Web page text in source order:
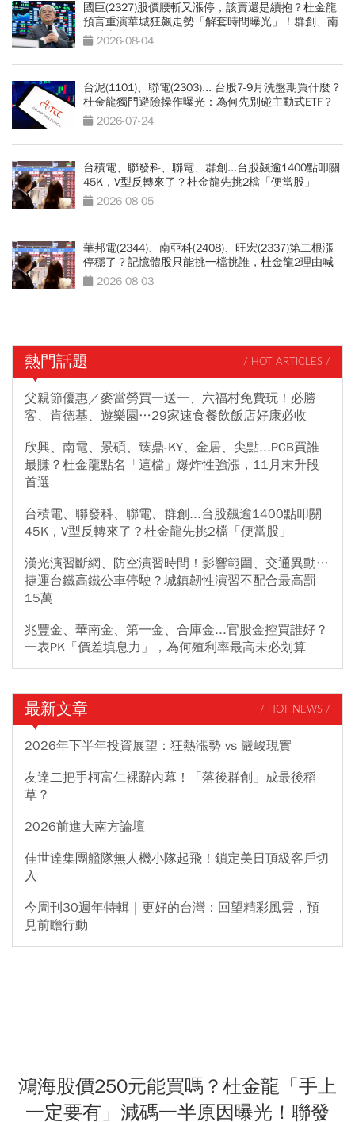
國巨(2327)股價腰斬又漲停，該賣還是續抱？杜金龍
預言重演華城狂飆走勢「解套時間曝光」！群創、南
亞科也點名
2026-08-04
台泥(1101)、聯電(2303)... 台股7-9月洗盤期買什麼？
杜金龍獨門避險操作曝光：為何先別碰主動式ETF？
2026-07-24
台積電、聯發科、聯電、群創...台股飆逾1400點叩關
45K，V型反轉來了？杜金龍先挑2檔「便當股」
2026-08-05
華邦電(2344)、南亞科(2408)、旺宏(2337)第二根漲
停穩了？記憶體股只能挑一檔挑誰，杜金龍2理由喊
選它2026-08-03
熱門話題 / HOT ARTICLES /
父親節優惠／麥當勞買一送一、六福村免費玩！必勝
客、肯德基、遊樂園…29家速食餐飲飯店好康必收
欣興、南電、景碩、臻鼎-KY、金居、尖點...PCB買誰
最賺？杜金龍點名「這檔」爆炸性強漲，11月末升段
首選
台積電、聯發科、聯電、群創...台股飆逾1400點叩關
45K，V型反轉來了？杜金龍先挑2檔「便當股」
漢光演習斷網、防空演習時間！影響範圍、交通異動…
捷運台鐵高鐵公車停駛？城鎮韌性演習不配合最高罰
15萬
兆豐金、華南金、第一金、合庫金...官股金控買誰好？
一表PK「價差填息力」，為何殖利率最高未必划算
最新文章 / HOT NEWS /
2026年下半年投資展望：狂熱漲勢 vs 嚴峻現實
友達二把手柯富仁裸辭內幕！「落後群創」成最後稻
草？
2026前進大南方論壇
佳世達集團艦隊無人機小隊起飛！鎖定美日頂級客戶切
入
今周刊30週年特輯｜更好的台灣：回望精彩風雲，預
見前瞻行動
鴻海股價250元能買嗎？杜金龍「手上
一定要有」減碼一半原因曝光！聯發